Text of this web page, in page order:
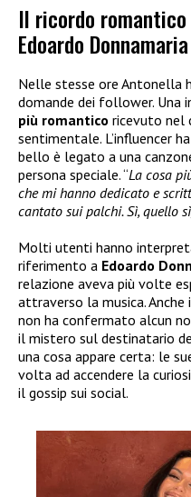
Il ricordo
Edoardo Donnamaria
Nelle stesse ore Antonella
domande dei follower. Una
più romantico ricevuto nel
sentimentale. L’influencer
bello è legato a una
persona speciale. “La cosa
che mi hanno dedicato e
cantato sui palchi. Sì, quello
Molti utenti hanno
riferimento a Edoardo
relazione aveva più volte
attraverso la musica.
non ha confermato alcun
il mistero sul destinatario
una cosa appare certa: le
volta ad accendere la
il gossip sui social.